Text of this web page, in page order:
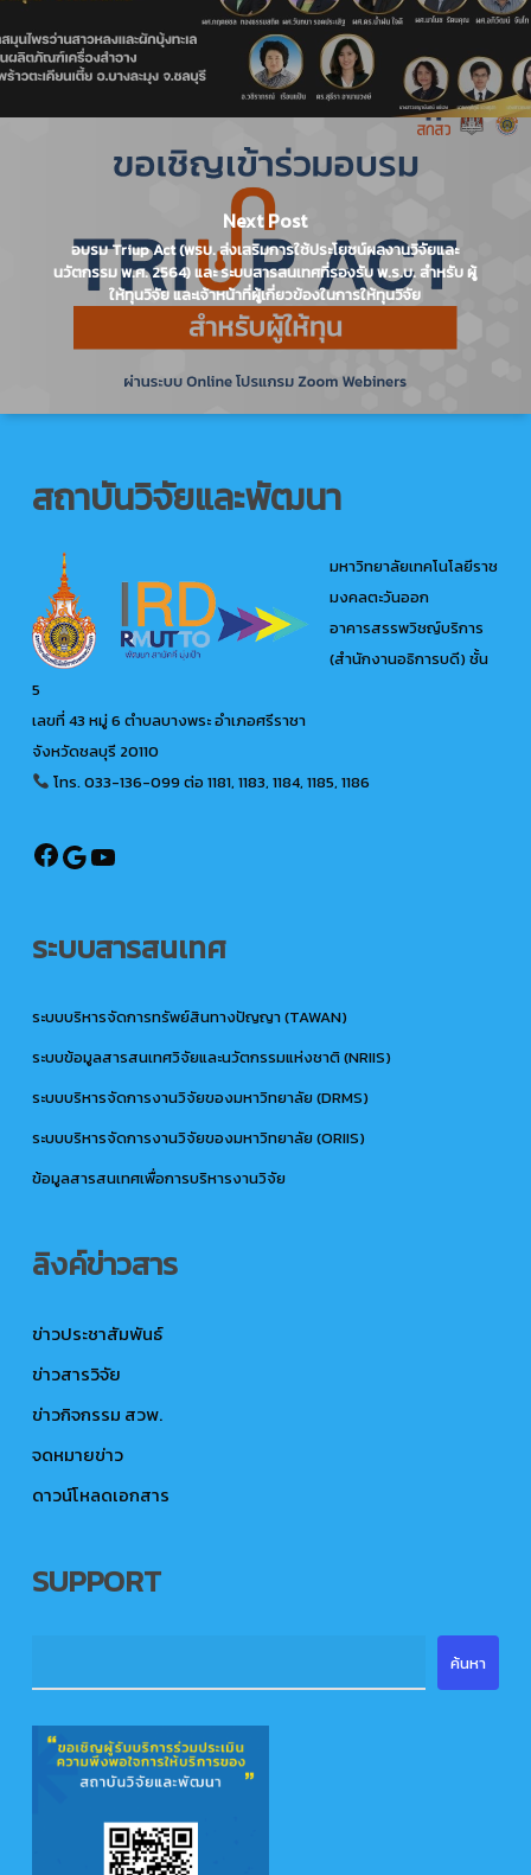
Next Post
อบรม Triup Act (พรบ. ส่งเสริมการใช้ประโยชน์ผลงานวิจัยและ
นวัตกรรม พ.ศ. 2564) และ ระบบสารสนเทศที่รองรับ พ.ร.บ. สำหรับ ผู้
ให้ทุนวิจัย และเจ้าหน้าที่ผู้เกี่ยวข้องในการให้ทุนวิจัย
สถาบันวิจัยและพัฒนา
มหาวิทยาลัยเทคโนโลยีราช
มงคลตะวันออก
อาคารสรรพวิชญ์บริการ
(สำนักงานอธิการบดี) ชั้น
5
เลขที่ 43 หมู่ 6 ตำบลบางพระ อำเภอศรีราชา
จังหวัดชลบุรี 20110
โทร. 033-136-099ต่อ 1181, 1183, 1184, 1185, 1186
@ird.rmutto
Google
ระบบสารสนเทศ
ระบบบริหารจัดการทรัพย์สินทางปัญญา (TAWAN)
ระบบข้อมูลสารสนเทศวิจัยและนวัตกรรมแห่งชาติ (NRIIS)
ระบบบริหารจัดการงานวิจัยของมหาวิทยาลัย (DRMS)
ระบบบริหารจัดการงานวิจัยของมหาวิทยาลัย (ORIIS)
ข้อมูลสารสนเทศเพื่อการบริหารงานวิจัย
ลิงค์ข่าวสาร
ข่าวประชาสัมพันธ์
ข่าวสารวิจัย
ข่าวกิจกรรม สวพ.
จดหมายข่าว
ดาวน์โหลดเอกสาร
SUPPORT
ค้นหา